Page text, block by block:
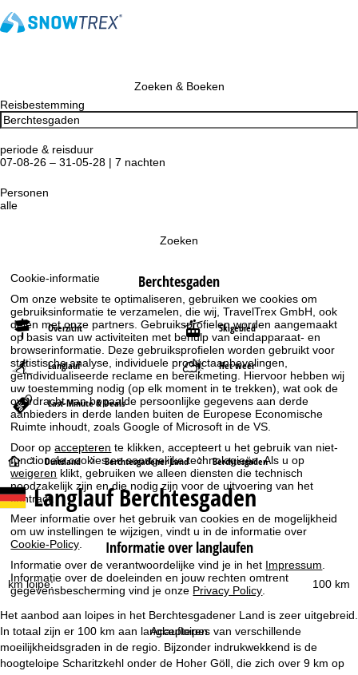
Cookie-informatie
Om onze website te optimaliseren, gebruiken we cookies om
gebruiksinformatie te verzamelen, die wij, TravelTrex GmbH, ook
delen met onze partners. Gebruiksprofielen worden aangemaakt
op basis van uw activiteiten met behulp van eindapparaat- en
browserinformatie. Deze gebruiksprofielen worden gebruikt voor
statistische analyse, individuele productaanbevelingen,
geïndividualiseerde reclame en bereikmeting. Hiervoor hebben wij
uw toestemming nodig (op elk moment in te trekken), wat ook de
overdracht van bepaalde persoonlijke gegevens aan derde
aanbieders in derde landen buiten de Europese Economische
Ruimte inhoudt, zoals Google of Microsoft in de VS.
Door opaccepteren te klikken, accepteert u het gebruik van niet-
functionele cookies en soortgelijke technologieën. Als u op
weigeren klikt, gebruiken we alleen diensten die technisch
noodzakelijk zijn en die nodig zijn voor de uitvoering van het
contract.
Meer informatie over het gebruik van cookies en de mogelijkheid
om uw instellingen te wijzigen, vindt u in de informatie over
Cookie-Policy
Informatie over de verantwoordelijke vind je in het Impressum
Informatie over de doeleinden en jouw rechten omtrent
gegevensbescherming vind je onze Privacy Policy
Accepteren
Zoeken & Boeken
Reisbestemming
periode & reisduur
07-08-26 – 31-05-28 | 7 nachten
Personen
alle
Zoeken
Berchtesgaden
Overzicht Skigebied
Langlauf Het weer
Last-Minute & Deals
S
t
a
r
t
a
Duitsland Berchtesgadener Land Berchtesgaden
Langlauf Berchtesgaden
Informatie over langlaufen
100 km
km loipe:
Het aanbod aan loipes in het Berchtesgadener Land is zeer uitgebreid.
In totaal zijn er 100 km aan langlaufloipes van verschillende
moeilijkheidsgraden in de regio. Bijzonder indrukwekkend is de
hoogteloipe Scharitzkehl onder de Hoher Göll, die zich over 9 km op